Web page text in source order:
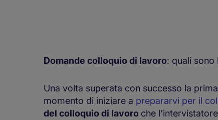
Domande colloquio di lavoro: quali sono
Una volta superata con successo la
momento di iniziare a prepararvi per il
del colloquio di lavoro che